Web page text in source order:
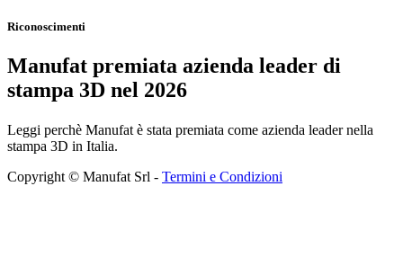
Riconoscimenti
Manufat premiata azienda leader di
stampa 3D nel 2026
Leggi perchè Manufat è stata premiata come azienda leader nella
stampa 3D in Italia.
Copyright © Manufat Srl - Termini e Condizioni